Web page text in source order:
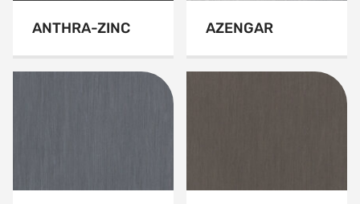
ANTHRA-ZINC AZENGAR